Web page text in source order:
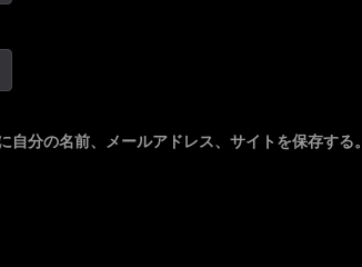
分の名前、メールアドレス、サイトを保存する。